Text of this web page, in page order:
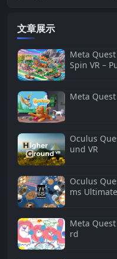
文章展示
Meta Quest
Spin VR –
Meta Quest
Oculus
und VR
Oculus
ms
Meta Quest
rd